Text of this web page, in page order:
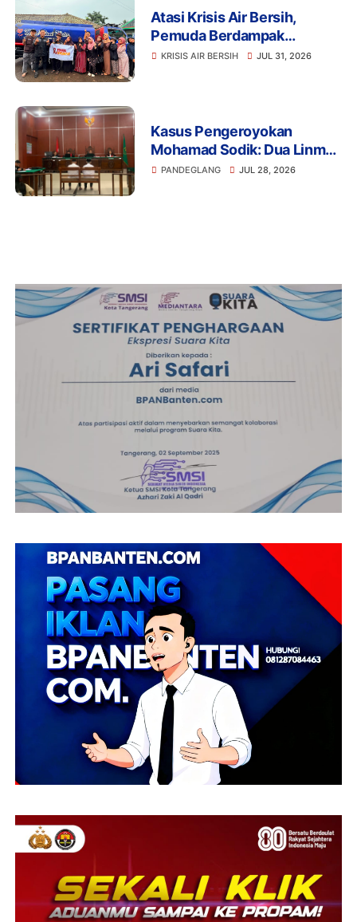
Atasi Krisis Air Bersih,
Pemuda Berdampak
Kerahkan 4 Tangki Air untuk
KRISIS AIR BERSIH JUL 31, 2026
Kasus Pengeroyokan
Mohamad Sodik: Dua Linmas
Pandeglang Diganjar 5 Bulan
PANDEGLANG JUL 28, 2026